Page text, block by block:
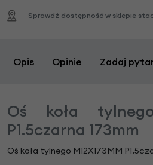
Sprawdź dostępność w sklepie
Opis Opinie Zadaj
Oś koła tylnego
P1.5czarna 173mm
Oś koła tylnego M12X173MM